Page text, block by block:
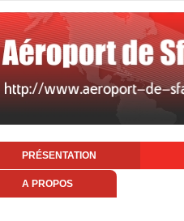
PRÉSENTATION
A PROPOS